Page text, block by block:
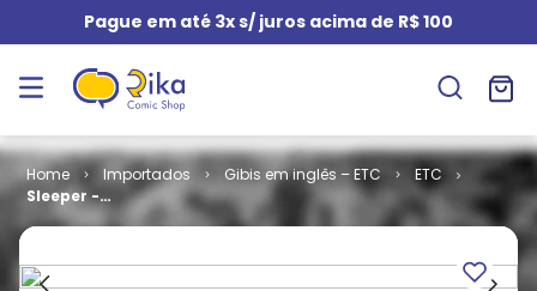
Pague em até 3x s/ juros acima de R$ 100
Importados Gibis em inglês – ETC
ETC
Sleeper -
Volume 1 # 11